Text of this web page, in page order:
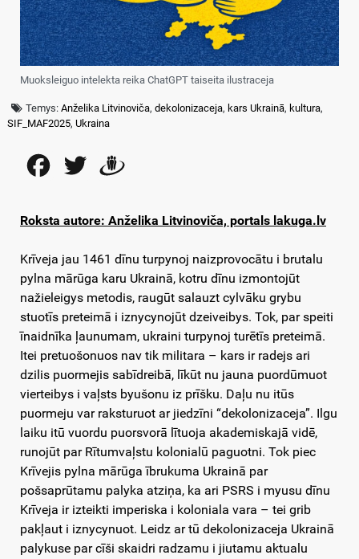
Muoksleiguo intelekta reika ChatGPT taiseita ilustraceja
Temys:Anželika Litvinoviča,dekolonizaceja, kars Ukrainā, kultura,
SIF_MAF2025, Ukraina
FacebookTwitter
Roksta autore: Anželika Litvinoviča, portals lakuga.lv
Krīveja jau 1461 dīnu turpynoj naizprovocātu i brutalu
pylna mārūga karu Ukrainā, kotru dīnu izmontojūt
nažieleigys metodis, raugūt salauzt cylvāku grybu
stuotīs preteimā i iznycynojūt dzeiveibys. Tok, par speiti
īnaidnīka ļaunumam, ukraini turpynoj turētīs preteimā.
Itei pretuošonuos nav tik militara – kars ir radejs ari
dzilis puormejis sabīdreibā, līkūt nu jauna puordūmuot
vierteibys i vaļsts byušonu iz prīšku. Daļu nu itūs
puormeju var raksturuot ar jiedzīni “dekolonizaceja”. Ilgu
laiku itū vuordu puorsvorā lītuoja akademiskajā vidē,
runojūt par Rītumvaļstu kolonialū paguotni. Tok piec
Krīvejis pylna mārūga ībrukuma Ukrainā par
pošsaprūtamu palyka atziņa, ka ari PSRS i myusu dīnu
Krīveja ir izteikti imperiska i koloniala vara – tei grib
pakļaut i iznycynuot. Leidz ar tū dekolonizaceja Ukrainā
palykuse par cīši skaidri radzamu i jiutamu aktualu